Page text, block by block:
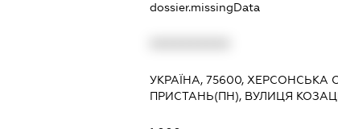
dossier.missingData
УКРАЇНА, 75600, ХЕРСОНСЬКА
ПРИСТАНЬ(ПН), ВУЛИЦЯ